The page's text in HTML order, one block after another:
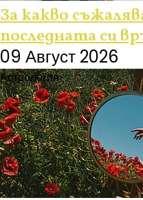
За какво
последната си
09 Август 2026
Астрология